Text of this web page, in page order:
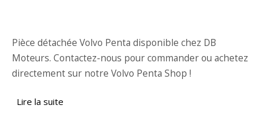
Pièce détachée Volvo Penta disponible chez DB
Moteurs. Contactez-nous pour commander ou achetez
directement sur notre Volvo Penta Shop !
Lire la suite